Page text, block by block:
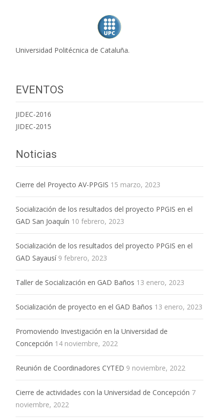
Universidad Politécnica de Cataluña.
EVENTOS
JIDEC-2016
JIDEC-2015
Noticias
Cierre del Proyecto AV-PPGIS 15 marzo, 2023
Socialización de los resultados del proyecto PPGIS en el
GAD San Joaquín 10 febrero, 2023
Socialización de los resultados del proyecto PPGIS en el
GAD Sayausí 9 febrero, 2023
Taller de Socialización en GAD Baños 13 enero, 2023
Socialización de proyecto en el GAD Baños 13 enero, 2023
Promoviendo Investigación en la Universidad de
Concepción 14 noviembre, 2022
Reunión de Coordinadores CYTED 9 noviembre, 2022
Cierre de actividades con la Universidad de Concepción 7
noviembre, 2022